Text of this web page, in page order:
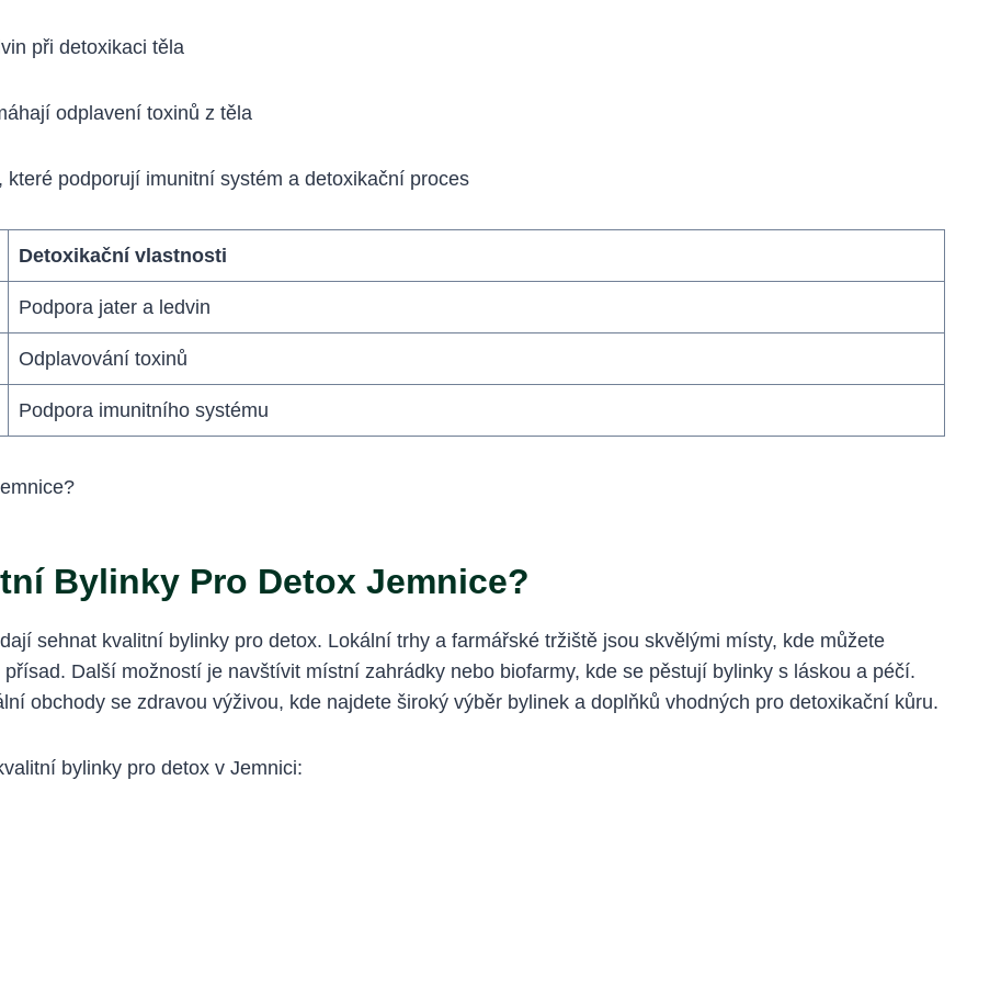
při detoxikaci těla
odplavení toxinů z těla
podporují imunitní systém a detoxikační proces
Detoxikační vlastnosti
Podpora jater a ledvin
Odplavování toxinů
Podpora imunitního systému
Bylinky Pro Detox Jemnice?
sehnat kvalitní bylinky pro detox. Lokální trhy a farmářské tržiště jsou skvělými místy, kde můžete
Další možností je navštívit místní zahrádky nebo biofarmy, kde se pěstují bylinky s láskou a péčí.
obchody se zdravou výživou, kde najdete široký výběr bylinek a doplňků vhodných pro detoxikační kůru.
bylinky pro detox v Jemnici: